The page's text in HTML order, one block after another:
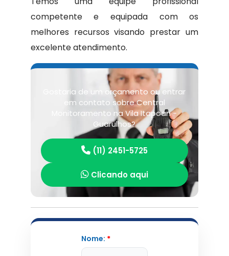
competente e equipada com os
melhores recursos visando prestar um
excelente atendimento.
Gostaria de um orçamento ou entrar
em contato sobre Central
Monitoramento na Vila Itapoan -
Guarulhos?
(11) 2451-5725
Clicando aqui
Nome: *